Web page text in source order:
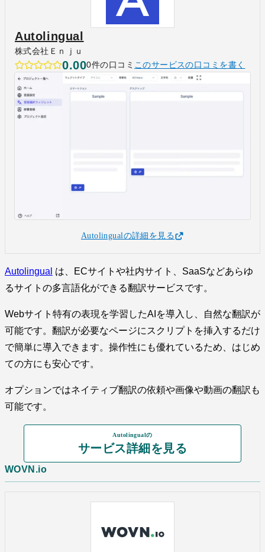
Autolingual
株式会社Ｅｎｊｕ
0.000件の口コミ このサービスの口コミを書く
Autolingualの詳細を見る
Autolingual は、ECサイトや社内サイト、SaaSなどあらゆ
るサイトの多言語化ができる翻訳サービスです。
Webサイト特有の表現を学習したAIを導入し、自然な翻訳が
可能です。翻訳が必要なページにスクリプトを挿入するだけ
で簡単に導入できます。操作性にも優れているため、はじめ
ての方にも安心です。
オプションではネイティブ翻訳の依頼や画像や動画の翻訳も
可能です。
Autolingualの
サービス詳細を見る
WOVN.io